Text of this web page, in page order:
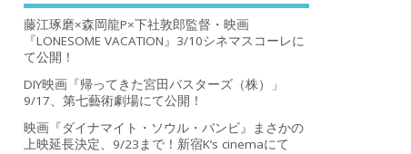
藤江琢磨×森岡龍P×下社敦郎監督・映画
『LONESOME VACATION』3/10シネマスコーレに
て公開！
DIY映画『帰ってきた宮田バスターズ（株）」
9/17、第七藝術劇場にて公開！
映画『ダイナマイト・ソウル・バンビ』まさかの
上映延長決定、9/23まで！新宿K’s cinemaにて